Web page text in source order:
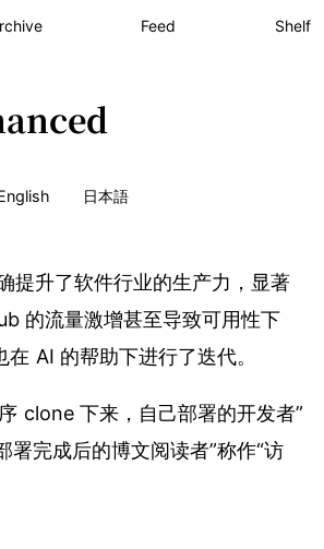
Feed Shelf
日本語
提升了软件行业的生产力，显著
的流量激增甚至导致可用性下
AI 的帮助下进行了迭代。
clone 下来，自己部署的开发者”
署完成后的博文阅读者”称作“访